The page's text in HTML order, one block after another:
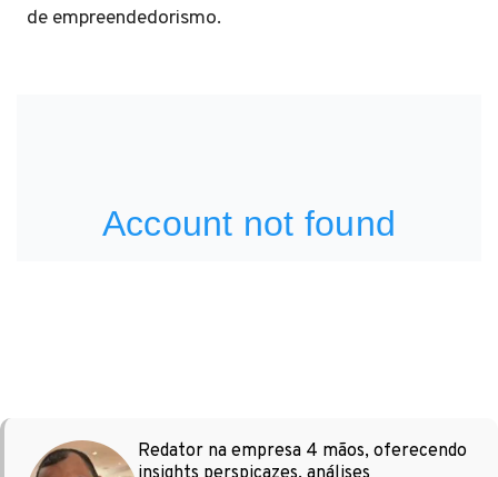
de empreendedorismo.
Redator na empresa 4 mãos, oferecendo